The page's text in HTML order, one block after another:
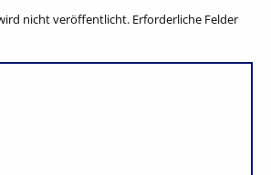
nicht veröffentlicht. Erforderliche Felder